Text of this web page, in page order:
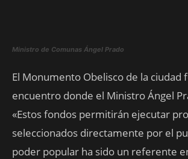
Ministro de Comunas Ángel Prado
El Monumento Obelisco de la ciudad
encuentro donde el Ministro Ángel
«Estos fondos permitirán ejecutar
seleccionados directamente por el
poder popular ha sido un referente